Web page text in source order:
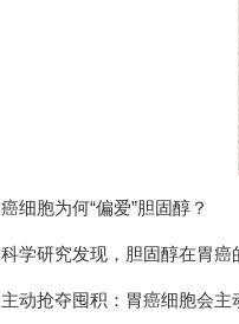
癌细胞为何“偏爱”胆固醇？
科学研究发现，胆固醇在胃癌
主动抢夺囤积：胃癌细胞会主